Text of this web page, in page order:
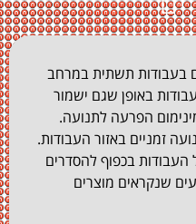
תשתית במרחב
שגם ישמור
לתנועה.
באזור העבודות.
להסדרים
מוצרים